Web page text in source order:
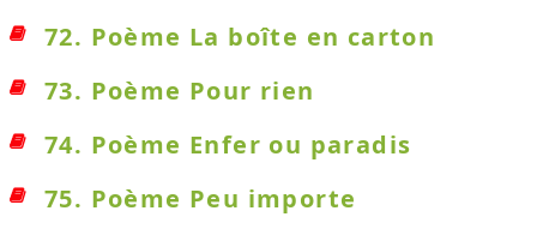
72. Poème La boîte en carton
73. Poème Pour rien
74. Poème Enfer ou paradis
75. Poème Peu importe